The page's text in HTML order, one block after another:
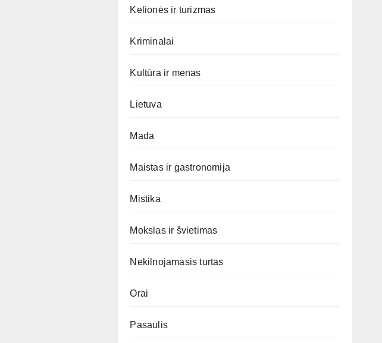
Kelionės ir turizmas
Kriminalai
Kultūra ir menas
Lietuva
Mada
Maistas ir gastronomija
Mistika
Mokslas ir švietimas
Nekilnojamasis turtas
Orai
Pasaulis